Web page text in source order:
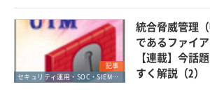
記事
セキュリティ運用・SOC・SIEM・ログ管理
統合脅威管理
であるファイ
【連載】今話
すく解説（2）